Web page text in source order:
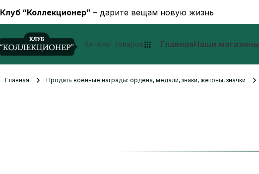
Клуб “Коллекционер” – дарите вещам новую жизнь
Каталог товаров ГлавнаяНаши магазины
Главная Продать военные награды: ордена, медали, знаки, жетоны, значки